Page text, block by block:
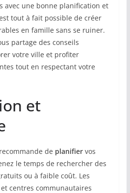
avec une bonne planification et
tout à fait possible de créer
en famille sans se ruiner.
partage des conseils
votre ville et profiter
tout en respectant votre
et
de planifiervos
le temps de rechercher des
ou à faible coût. Les
centres communautaires